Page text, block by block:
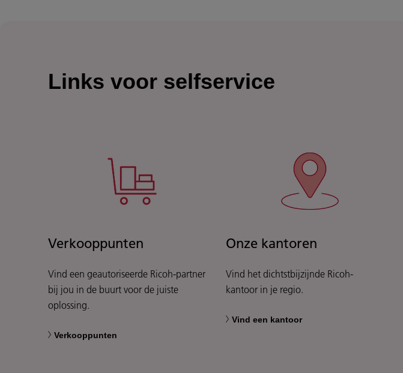
Links voor selfservice
Verkooppunten
Vind een geautoriseerde Ricoh-partner
bij jou in de buurt voor de juiste
oplossing.
Verkooppunten
Onze kantoren
Vind het dichtstbijzijnde Ricoh-
kantoor in je regio.
Vind een kantoor